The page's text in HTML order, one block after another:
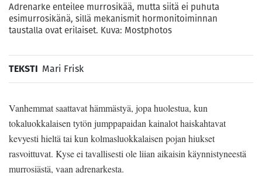
Adrenarke enteilee murrosikää, mutta siitä ei puhuta
esimurrosikänä, sillä mekanismit hormonitoiminnan
taustalla ovat erilaiset. Kuva: Mostphotos
TEKSTI Mari Frisk
Vanhemmat saattavat hämmästyä, jopa huolestua, kun
tokaluokkalaisen tytön jumppapaidan kainalot haiskahtavat
kevyesti hieltä tai kun kolmasluokkalaisen pojan hiukset
rasvoittuvat. Kyse ei tavallisesti ole liian aikaisin käynnistyneestä
murrosiästä, vaan adrenarkesta.